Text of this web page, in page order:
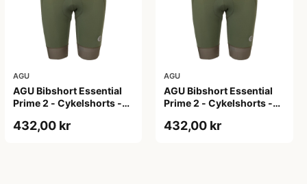
AGU
AGU Bibshort Essential
Prime 2 - Cykelshorts -
2XL
432,00 kr
AGU
AGU Bibshort Essential
Prime 2 - Cykelshorts -
432,00 kr